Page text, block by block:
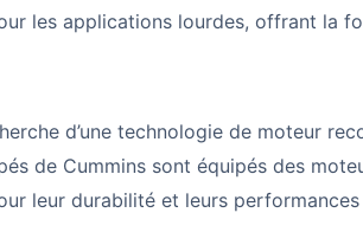
les applications lourdes, offrant la
d’une technologie de moteur
de Cummins sont équipés des
leur durabilité et leurs